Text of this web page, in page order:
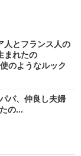
人とフランス人の
まれたの
ようなルック
パ、仲良し夫婦
の...